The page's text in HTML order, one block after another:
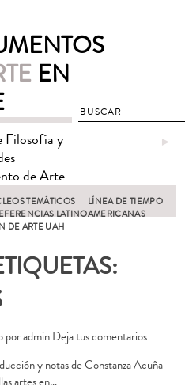
EN
Filosofía y
de Arte
►
TEMÁTICOS
LÍNEA DE TIEMPO
LATINOAMERICANAS
DE ARTE UAH
poradminDeja tus comentarios
y notas de Constanza Acuña
artes en…